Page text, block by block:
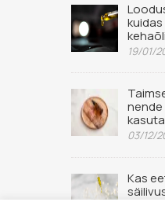
19/01/
nende
03/12/
Kas